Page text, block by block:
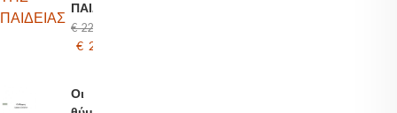
ΠΑΙΔΕΙΑΣ
€ 22.26
€ 20.00
Οι